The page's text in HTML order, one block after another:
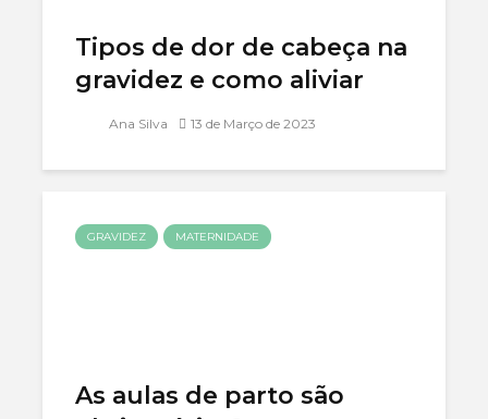
Tipos de dor de cabeça na
gravidez e como aliviar
Ana Silva 13 de Março de 2023
GRAVIDEZ MATERNIDADE
As aulas de parto são